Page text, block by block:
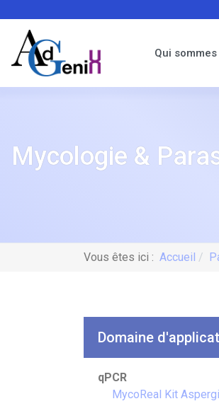
Qui
Mycologie &
Vous êtes ici : Accueil
Domaine
qPCR
MycoReal Kit